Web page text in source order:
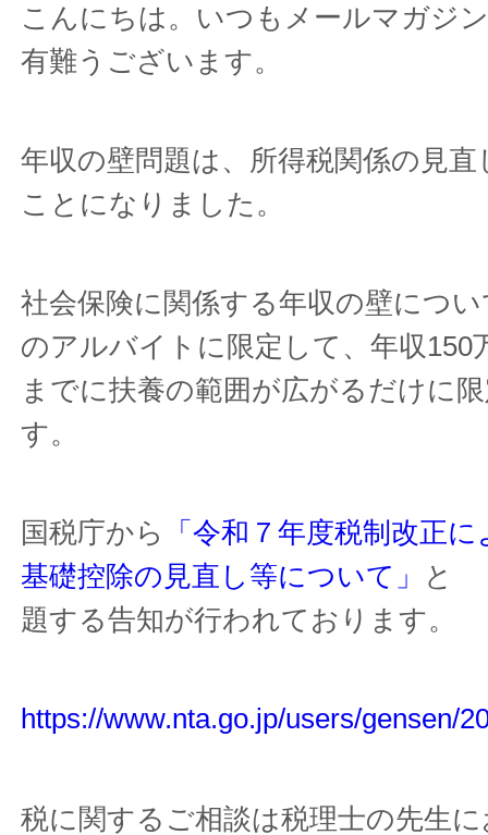
こんにちは。いつもメールマガジ
有難うございます。
年収の壁問題は、所得税関係の見
ことになりました。
社会保険に関係する年収の壁につ
のアルバイトに限定して、年収150
までに扶養の範囲が広がるだけに
す。
国税庁から
「令和７年度税制改正
基礎控除の見直し等について」
と
題する告知が行われております。
https://www.nta.go.jp/users/gensen/
税に関するご相談は税理士の先生